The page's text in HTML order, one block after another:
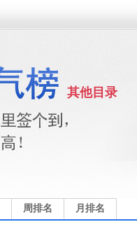
其他目录
周排名 月排名